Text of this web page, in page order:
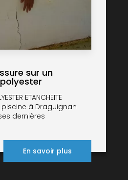
sur un
ETANCHEITE
à Draguignan
dernières
En savoir plus